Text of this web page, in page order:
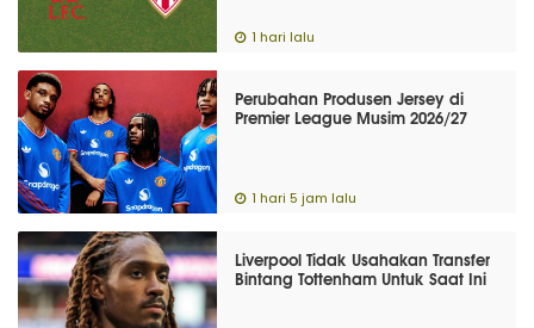
1 hari lalu
Perubahan Produsen Jersey di
Premier League Musim 2026/27
1 hari 5 jam lalu
Liverpool Tidak Usahakan Transfer
Bintang Tottenham Untuk Saat Ini